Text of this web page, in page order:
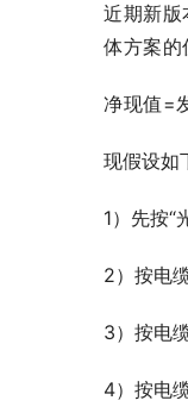
近期新
体方案的
净现值=
现假设如
1）先按“
2）按电
3）按电
4）按电